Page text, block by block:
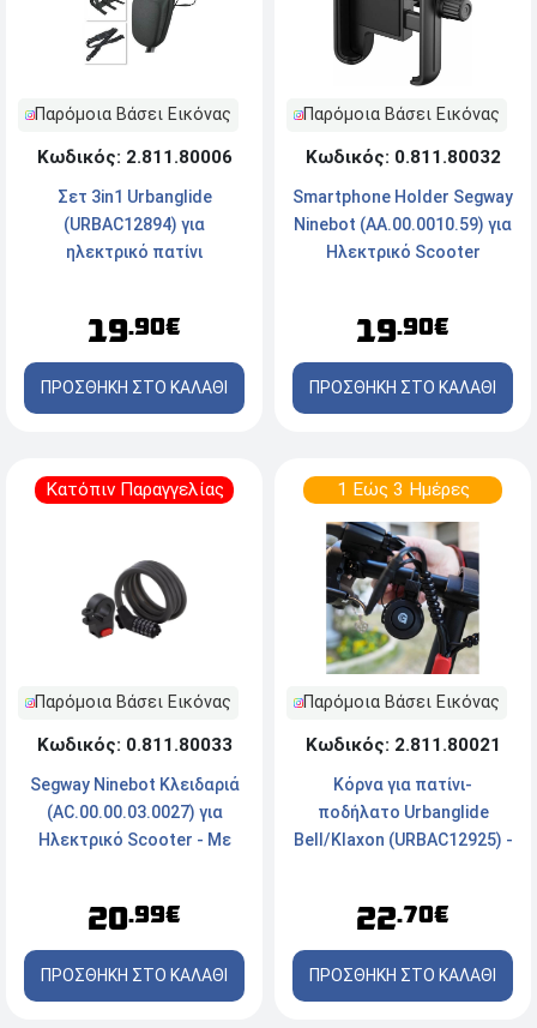
Παρόμοια Βάσει Εικόνας
Κωδικός: 2.811.80006
Σετ 3in1 Urbanglide
(URBAC12894) για
ηλεκτρικό πατίνι
19.90€
ΠΡΟΣΘΗΚΗ ΣΤΟ ΚΑΛΑΘΙ
Παρόμοια Βάσει Εικόνας
Κωδικός: 0.811.80032
Smartphone Holder Segway
Ninebot (AA.00.0010.59) για
Ηλεκτρικό Scooter
19.90€
ΠΡΟΣΘΗΚΗ ΣΤΟ ΚΑΛΑΘΙ
Κατόπιν Παραγγελίας
Παρόμοια Βάσει Εικόνας
Κωδικός: 0.811.80033
Segway Ninebot Κλειδαριά
(AC.00.00.03.0027) για
Ηλεκτρικό Scooter - Με
20.99€
ΠΡΟΣΘΗΚΗ ΣΤΟ ΚΑΛΑΘΙ
1 Εώς 3 Ημέρες
Παρόμοια Βάσει Εικόνας
Κωδικός: 2.811.80021
Κόρνα για πατίνι-
ποδήλατο Urbanglide
Bell/Klaxon (URBAC12925) -
22.70€
ΠΡΟΣΘΗΚΗ ΣΤΟ ΚΑΛΑΘΙ